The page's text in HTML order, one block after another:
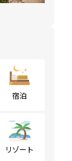
宿泊
リゾート